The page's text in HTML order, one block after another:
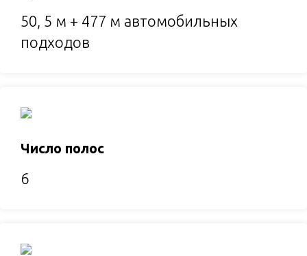
50, 5 м + 477 м автомобильных
подходов
Число полос
6